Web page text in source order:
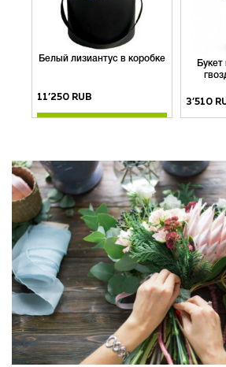
Белый лизиантус в коробке
11’250 RUB 3’510